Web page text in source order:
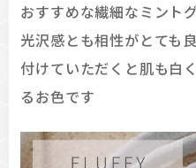
おすすめな繊細なミント
光沢感とも相性がとても
付けていただくと肌も白
るお色です